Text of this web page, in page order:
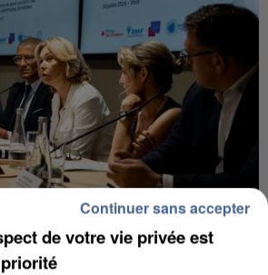
DE-FRANCE LANCE UN ÉLAN
LES...
de votre vie privée est
Continuer sans accepter